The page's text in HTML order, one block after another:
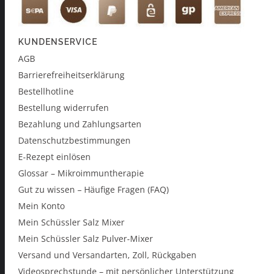
KUNDENSERVICE
AGB
Barrierefreiheitserklärung
Bestellhotline
Bestellung widerrufen
Bezahlung und Zahlungsarten
Datenschutzbestimmungen
E-Rezept einlösen
Glossar – Mikroimmuntherapie
Gut zu wissen – Häufige Fragen (FAQ)
Mein Konto
Mein Schüssler Salz Mixer
Mein Schüssler Salz Pulver-Mixer
Versand und Versandarten, Zoll, Rückgaben
Videosprechstunde – mit persönlicher Unterstützung